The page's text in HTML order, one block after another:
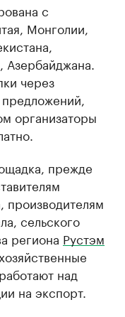
с
Монголии,
Азербайджана.
через
организаторы
прежде
сельского
региона Рустэм
над
на экспорт.